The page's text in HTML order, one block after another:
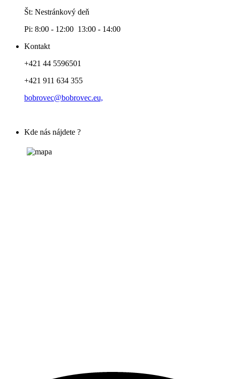
Št: Nestránkový deň
Pi: 8:00 - 12:00 13:00 - 14:00
Kontakt
+421 44 5596501
+421 911 634 355
bobrovec@bobrovec.eu,
Kde nás nájdete ?